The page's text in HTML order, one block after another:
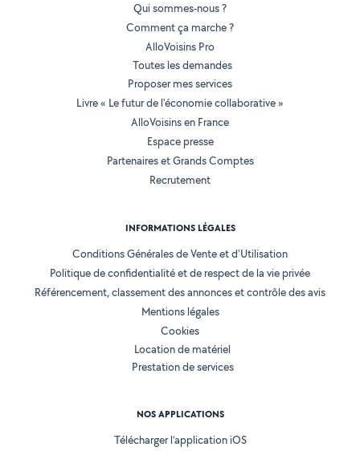
Qui sommes-nous ?
Comment ça marche ?
AlloVoisins Pro
Toutes les demandes
Proposer mes services
Livre « Le futur de l'économie collaborative »
AlloVoisins en France
Espace presse
Partenaires et Grands Comptes
Recrutement
INFORMATIONS LÉGALES
Conditions Générales de Vente et d'Utilisation
Politique de confidentialité et de respect de la vie privée
Référencement, classement des annonces et contrôle des avis
Mentions légales
Cookies
Location de matériel
Prestation de services
NOS APPLICATIONS
Télécharger l’application iOS